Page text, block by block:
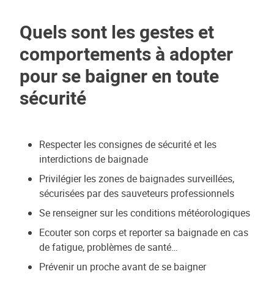
Quels sont les gestes et
comportements à adopter
pour se baigner en toute
sécurité
Respecter les consignes de sécurité et les
interdictions de baignade
Privilégier les zones de baignades surveillées,
sécurisées par des sauveteurs professionnels
Se renseigner sur les conditions météorologiques
Ecouter son corps et reporter sa baignade en cas
de fatigue, problèmes de santé…
Prévenir un proche avant de se baigner